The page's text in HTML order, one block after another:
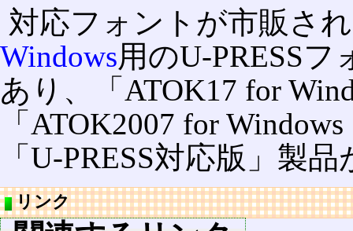
対応フォントが市販さ
Windows用のU-PRESS
あり、「ATOK17 for
「ATOK2007 for
「U-PRESS対応版」製
リンク